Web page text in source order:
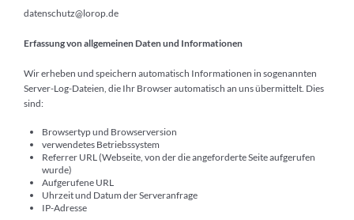
datenschutz@lorop.de
Erfassung von allgemeinen Daten und Informationen
Wir erheben und speichern automatisch Informationen in sogenannten
Server-Log-Dateien, die Ihr Browser automatisch an uns übermittelt. Dies
sind:
Browsertyp und Browserversion
verwendetes Betriebssystem
Referrer URL (Webseite, von der die angeforderte Seite aufgerufen
wurde)
Aufgerufene URL
Uhrzeit und Datum der Serveranfrage
IP-Adresse